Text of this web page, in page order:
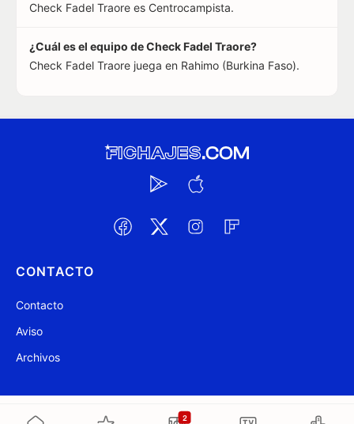
2
Check Fadel Traore es Centrocampista.
¿Cuál es el equipo de Check Fadel Traore?
Check Fadel Traore juega en Rahimo (Burkina Faso).
CONTACTO
Contacto
Aviso
Archivos